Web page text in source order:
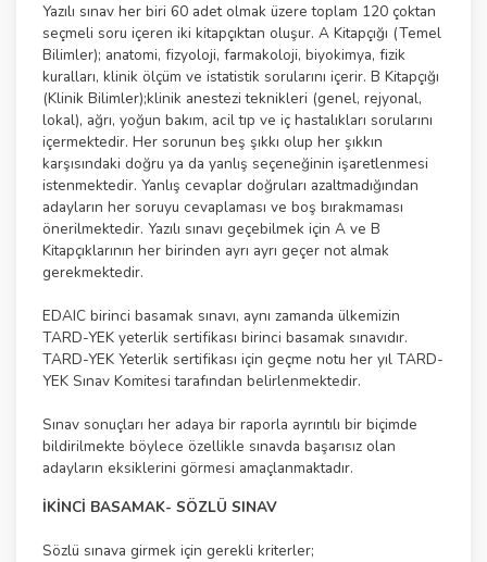
Yazılı sınav her biri 60 adet olmak üzere toplam 120 çoktan
seçmeli soru içeren iki kitapçıktan oluşur. A Kitapçığı (Temel
Bilimler); anatomi, fizyoloji, farmakoloji, biyokimya, fizik
kuralları, klinik ölçüm ve istatistik sorularını içerir. B Kitapçığı
(Klinik Bilimler);klinik anestezi teknikleri (genel, rejyonal,
lokal), ağrı, yoğun bakım, acil tıp ve iç hastalıkları sorularını
içermektedir. Her sorunun beş şıkkı olup her şıkkın
karşısındaki doğru ya da yanlış seçeneğinin işaretlenmesi
istenmektedir. Yanlış cevaplar doğruları azaltmadığından
adayların her soruyu cevaplaması ve boş bırakmaması
önerilmektedir. Yazılı sınavı geçebilmek için A ve B
Kitapçıklarının her birinden ayrı ayrı geçer not almak
gerekmektedir.
EDAIC birinci basamak sınavı, aynı zamanda ülkemizin
TARD-YEK yeterlik sertifikası birinci basamak sınavıdır.
TARD-YEK Yeterlik sertifikası için geçme notu her yıl TARD-
YEK Sınav Komitesi tarafından belirlenmektedir.
Sınav sonuçları her adaya bir raporla ayrıntılı bir biçimde
bildirilmekte böylece özellikle sınavda başarısız olan
adayların eksiklerini görmesi amaçlanmaktadır.
İKİNCİ BASAMAK- SÖZLÜ SINAV
Sözlü sınava girmek için gerekli kriterler;